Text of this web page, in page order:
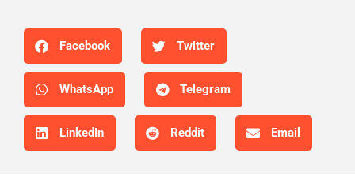
Facebook Twitter
WhatsApp Telegram
LinkedIn Reddit Email